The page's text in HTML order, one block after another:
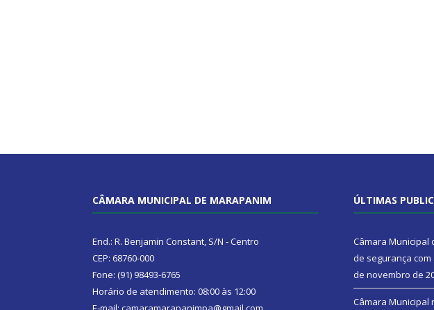
CÂMARA MUNICIPAL DE MARAPANIM
End.: R. Benjamin Constant, S/N - Centro
CEP: 68760-000
Fone: (91) 98493-6765
Horário de atendimento: 08:00 às 12:00
ÚLTIMAS
Câmara Municipal
de segurança
de novembro de
Câmara Municipal